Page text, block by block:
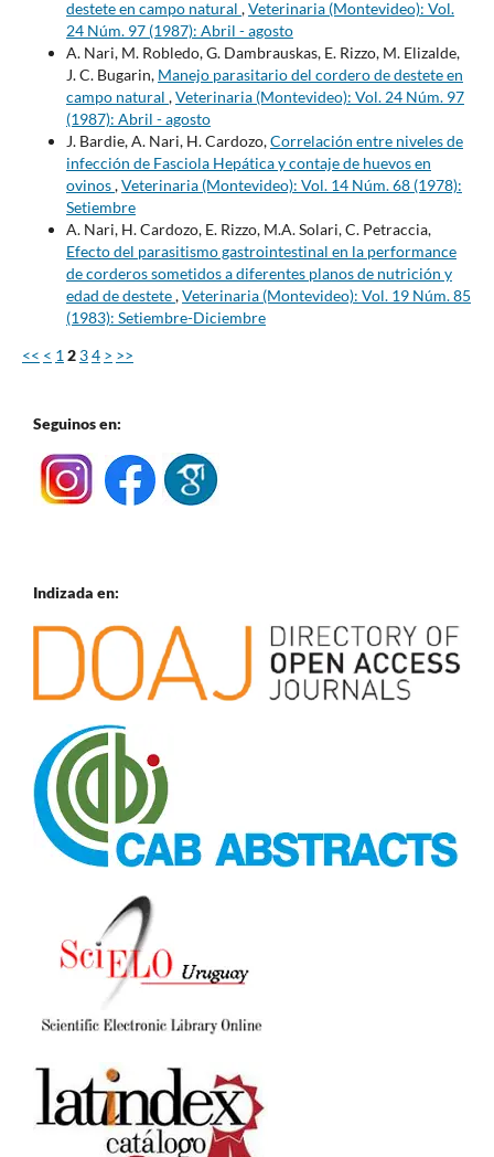
destete en campo natural ,Veterinaria (Montevideo): Vol.
24 Núm. 97 (1987): Abril - agosto
A. Nari, M. Robledo, G. Dambrauskas, E. Rizzo, M. Elizalde,
J. C. Bugarin, Manejo parasitario del cordero de destete en
campo natural ,Veterinaria (Montevideo): Vol. 24 Núm. 97
(1987): Abril - agosto
J. Bardie, A. Nari, H. Cardozo,Correlación entre niveles de
infección de Fasciola Hepática y contaje de huevos en
ovinos,Veterinaria (Montevideo): Vol. 14 Núm. 68 (1978):
Setiembre
A. Nari, H. Cardozo, E. Rizzo, M.A. Solari, C. Petraccia,
Efecto del parasitismo gastrointestinal en la performance
de corderos sometidos a diferentes planos de nutrición y
edad de destete,Veterinaria (Montevideo): Vol. 19 Núm. 85
(1983): Setiembre-Diciembre
<< < 1 2 34 > >>
Seguinos en:
Indizada en: